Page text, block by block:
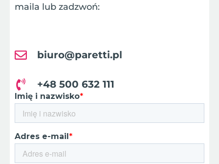
maila lub zadzwoń:
biuro@paretti.pl
+48 500 632 111